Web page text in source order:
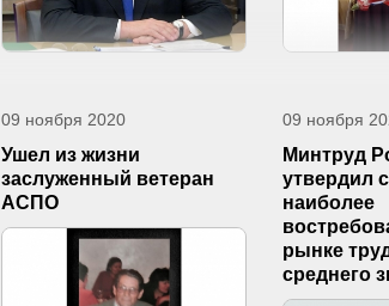
09 ноября 2020
Ушел из жизни
заслуженный ветеран
АСПО
09 ноября
Минтруд
утвердил
наиболее
рынке
среднего